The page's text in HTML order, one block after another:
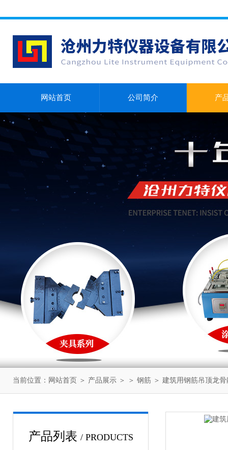
网站首页 公司简介 产
当前位置： 网站首页 ＞ 产品展示 ＞ ＞ 钢筋 ＞ 建筑用钢筋吊顶龙
产品列表 / PRODUCTS